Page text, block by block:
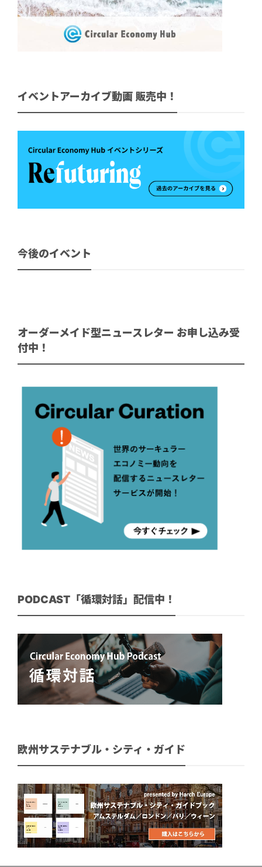
イベントアーカイブ動画 販売中！
今後のイベント
オーダーメイド型ニュースレター お申し込み受
付中！
PODCAST「循環対話」配信中！
欧州サステナブル・シティ・ガイド